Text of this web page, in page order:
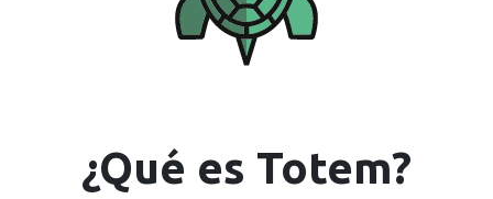
¿Qué es Totem?